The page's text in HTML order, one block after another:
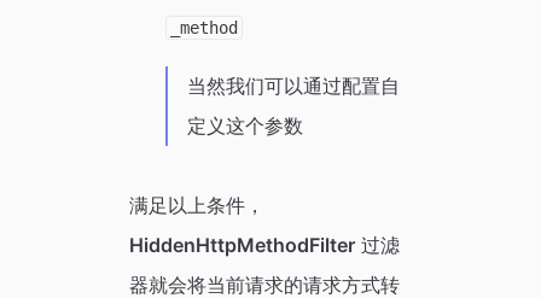
_method
当然我们可以通过配置自
定义这个参数
满足以上条件，
HiddenHttpMethodFilter过滤
器就会将当前请求的请求方式转